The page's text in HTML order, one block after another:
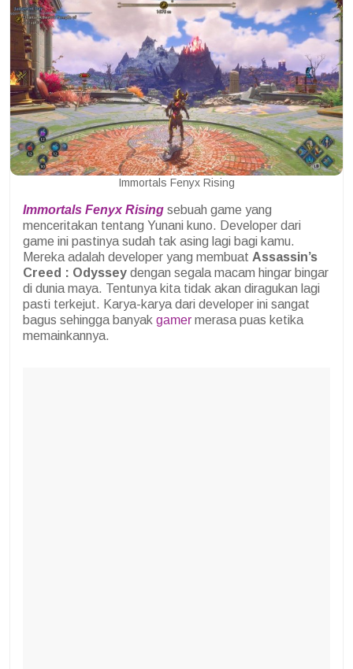
Immortals Fenyx Rising
Immortals Fenyx Rising sebuah game yang
menceritakan tentang Yunani kuno. Developer dari
game ini pastinya sudah tak asing lagi bagi kamu.
Mereka adalah developer yang membuat Assassin’s
Creed : Odyssey dengan segala macam hingar bingar
di dunia maya. Tentunya kita tidak akan diragukan lagi
pasti terkejut. Karya-karya dari developer ini sangat
bagus sehingga banyak gamer merasa puas ketika
memainkannya.